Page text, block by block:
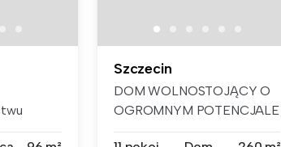
Szczecin
DOM WOLNOSTOJĄCY O
OGROMNYM POTENCJALE